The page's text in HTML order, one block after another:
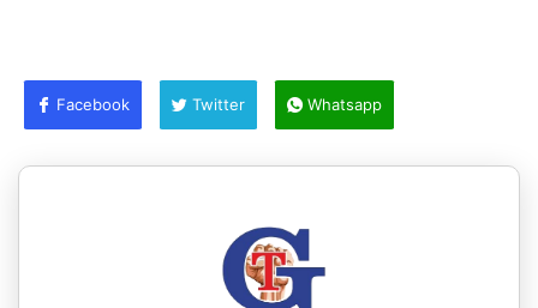
Facebook Twitter Whatsapp